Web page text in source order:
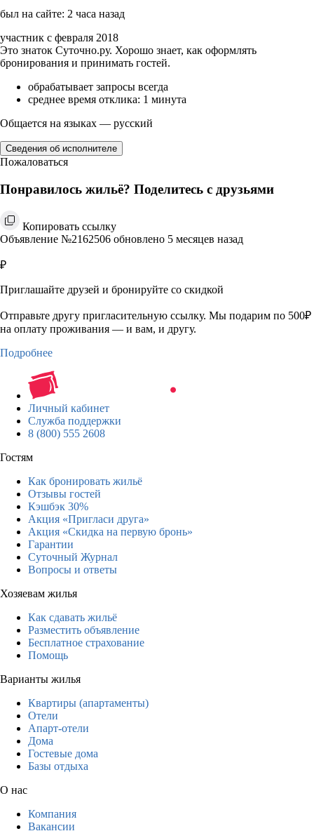
был на сайте: 2 часа назад
участник с февраля 2018
Это знаток Суточно.ру. Хорошо знает, как оформлять
бронирования и принимать гостей.
обрабатывает запросы всегда
среднее время отклика: 1 минута
Общается на языках — русский
Сведения об исполнителе
Пожаловаться
Понравилось жильё? Поделитесь с друзьями
Копировать ссылку
Объявление №2162506 обновлено 5 месяцев назад
₽
Приглашайте друзей и бронируйте со скидкой
Отправьте другу пригласительную ссылку. Мы подарим по 500₽
на оплату проживания — и вам, и другу.
Подробнее
Личный кабинет
Служба поддержки
8 (800) 555 2608
Гостям
Как бронировать жильё
Отзывы гостей
Кэшбэк 30%
Акция «Пригласи друга»
Акция «Скидка на первую бронь»
Гарантии
Суточный Журнал
Вопросы и ответы
Хозяевам жилья
Как сдавать жильё
Разместить объявление
Бесплатное страхование
Помощь
Варианты жилья
Квартиры (апартаменты)
Отели
Апарт-отели
Дома
Гостевые дома
Базы отдыха
О нас
Компания
Вакансии